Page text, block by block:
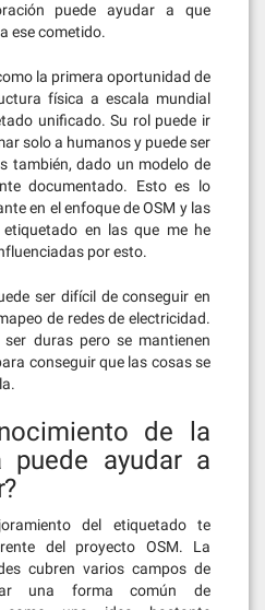
puede ayudar a que
ese cometido.
la primera oportunidad de
física a escala mundial
unificado. Su rol puede ir
solo a humanos y puede ser
también, dado un modelo de
documentado. Esto es lo
en el enfoque de OSM y las
en las que me he
por esto.
ser difícil de conseguir en
de redes de electricidad.
ser duras pero se mantienen
conseguir que las cosas se
de la
puede ayudar a
del etiquetado te
del proyecto OSM. La
cubren varios campos de
una forma común de